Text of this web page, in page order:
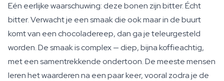
Eén eerlijke waarschuwing: deze bonen zijn bitter. Écht
bitter. Verwacht je een smaak die ook maar in de buurt
komt van een chocoladereep, dan ga je teleurgesteld
worden. De smaak is complex — diep, bijna koffieachtig,
met een samentrekkende ondertoon. De meeste mensen
leren het waarderen na een paar keer, vooral zodra je de